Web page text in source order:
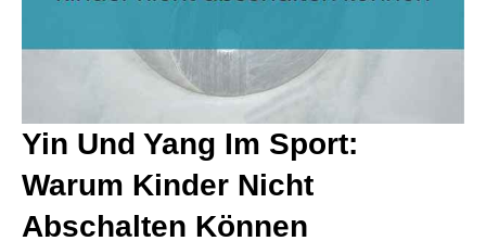
Yin Und Yang Im Sport:
Warum Kinder Nicht
Abschalten Können